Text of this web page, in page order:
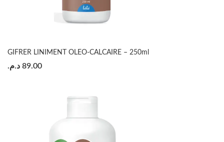
GIFRER LINIMENT OLEO-CALCAIRE – 250ml
89.00 د.م.